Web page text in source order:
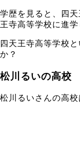
学歴を見ると、四
王寺高等学校に進学
四天王寺高等学校
か？
松川るいの高校
松川るいさんの高校